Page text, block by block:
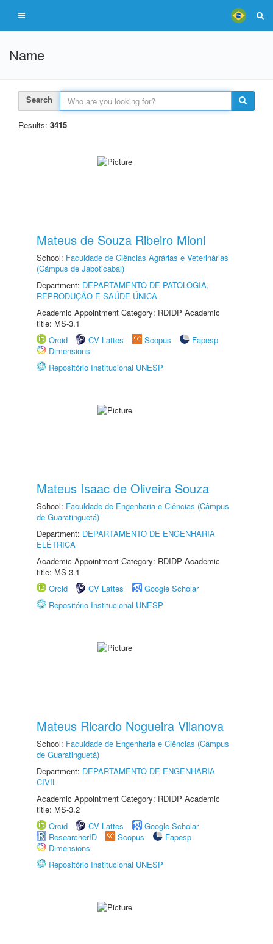
Name
Search
Results: 3415
Mateus de Souza Ribeiro Mioni
School: Faculdade de Ciências Agrárias e Veterinárias
(Câmpus de Jaboticabal)
Department: DEPARTAMENTO DE PATOLOGIA,
REPRODUÇÃO E SAÚDE ÚNICA
Academic Appointment Category: RDIDP Academic
title: MS-3.1
Orcid
CV Lattes Scopus
Fapesp
Dimensions
Repositório Institucional UNESP
Mateus Isaac de Oliveira Souza
School: Faculdade de Engenharia e Ciências (Câmpus
de Guaratinguetá)
Department: DEPARTAMENTO DE ENGENHARIA
ELÉTRICA
Academic Appointment Category: RDIDP Academic
title: MS-3.1
Orcid
CV Lattes
Google Scholar
Repositório Institucional UNESP
Mateus Ricardo Nogueira Vilanova
School: Faculdade de Engenharia e Ciências (Câmpus
de Guaratinguetá)
Department: DEPARTAMENTO DE ENGENHARIA
CIVIL
Academic Appointment Category: RDIDP Academic
title: MS-3.2
Orcid
CV Lattes
Google Scholar
ResearcherID
Scopus
Fapesp
Dimensions
Repositório Institucional UNESP